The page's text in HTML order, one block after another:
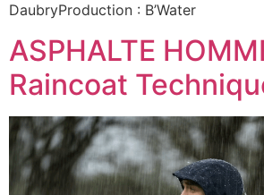
DaubryProduction : B’Water
ASPHALTE
Raincoat